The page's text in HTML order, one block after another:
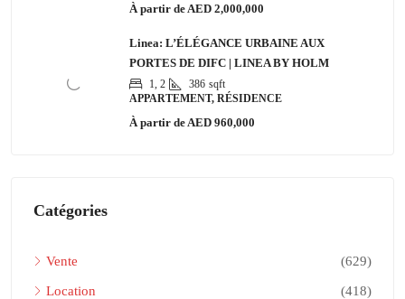
À partir de AED 2,000,000
Linea: L’ÉLÉGANCE URBAINE AUX
PORTES DE DIFC | LINEA BY HOLM
1, 2 386 sqft
APPARTEMENT, RÉSIDENCE
À partir de AED 960,000
Catégories
Vente (629)
Location (418)